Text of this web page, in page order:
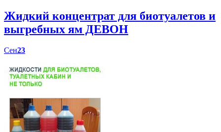
Жидкий концентрат для биотуалетов и
выгребных ям ДЕВОН
Сен23